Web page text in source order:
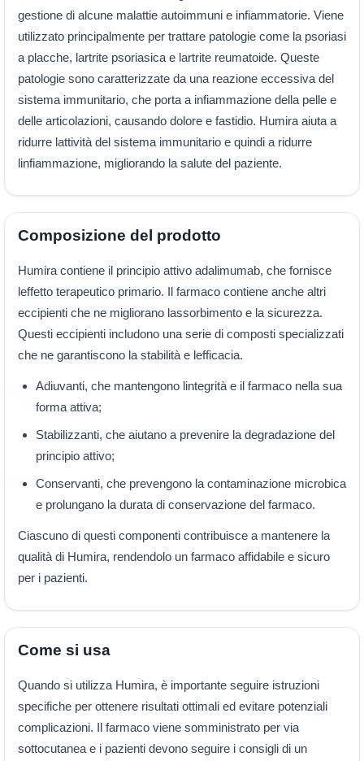
gestione di alcune malattie autoimmuni e infiammatorie. Viene
utilizzato principalmente per trattare patologie come la psoriasi
a placche, lartrite psoriasica e lartrite reumatoide. Queste
patologie sono caratterizzate da una reazione eccessiva del
sistema immunitario, che porta a infiammazione della pelle e
delle articolazioni, causando dolore e fastidio. Humira aiuta a
ridurre lattività del sistema immunitario e quindi a ridurre
linfiammazione, migliorando la salute del paziente.
Composizione del prodotto
Humira contiene il principio attivo adalimumab, che fornisce
leffetto terapeutico primario. Il farmaco contiene anche altri
eccipienti che ne migliorano lassorbimento e la sicurezza.
Questi eccipienti includono una serie di composti specializzati
che ne garantiscono la stabilità e lefficacia.
Adiuvanti, che mantengono lintegrità e il farmaco nella sua
forma attiva;
Stabilizzanti, che aiutano a prevenire la degradazione del
principio attivo;
Conservanti, che prevengono la contaminazione microbica
e prolungano la durata di conservazione del farmaco.
Ciascuno di questi componenti contribuisce a mantenere la
qualità di Humira, rendendolo un farmaco affidabile e sicuro
per i pazienti.
Come si usa
Quando si utilizza Humira, è importante seguire istruzioni
specifiche per ottenere risultati ottimali ed evitare potenziali
complicazioni. Il farmaco viene somministrato per via
sottocutanea e i pazienti devono seguire i consigli di un